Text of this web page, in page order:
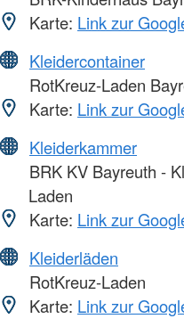
Karte: Link zur
Kleidercontainer
RotKreuz-Laden
Karte: Link zur
Kleiderkammer
BRK KV Bayreuth -
Laden
Karte: Link zur
Kleiderläden
RotKreuz-Laden
Karte: Link zur